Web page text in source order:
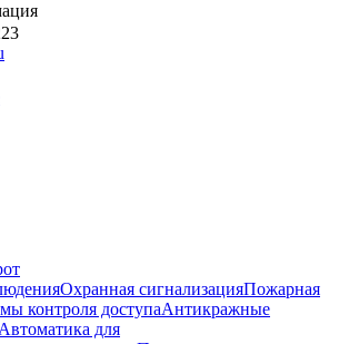
Охранная сигнализацияПожарная
контроля доступаАнтикражные
Автоматика для